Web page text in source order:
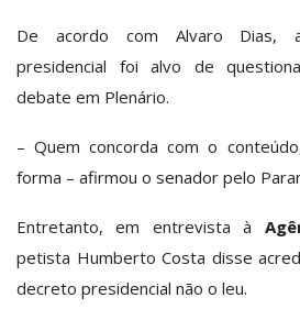
De acordo com Alvaro Dias,
presidencial foi alvo de
debate em Plenário.
– Quem concorda com o
forma – afirmou o senador pelo
Entretanto, em entrevista à
petista Humberto Costa disse
decreto presidencial não o leu.